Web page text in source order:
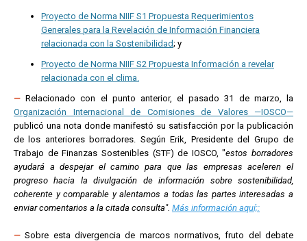
Proyecto de Norma NIIF S1 Propuesta Requerimientos
Generales para la Revelación de Información Financiera
relacionada con la Sostenibilidad; y
Proyecto de Norma NIIF S2 Propuesta Información a revelar
relacionada con el clima.
—Relacionado con el punto anterior, e l pasado 31 de marzo,
la
Organización Internacional de Comisiones de Valores —IOSCO—
publicó una nota donde manifestó su satisfacción por la publicación
de los anteriores borradores. Según Erik, Presidente del Grupo de
Trabajo de Finanzas Sostenibles (STF) de IOSCO, "estos borradores
ayudará a despejar el camino para que las empresas aceleren el
progreso hacia la divulgación de información sobre sostenibilidad,
coherente y comparable y alentamos a todas las partes interesadas a
enviar comentarios a la citada consulta". Más información aquí;:
—Sobre esta divergencia de marcos normativos, fruto del debate